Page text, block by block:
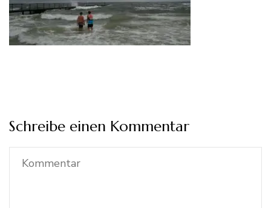
Schreibe einen Kommentar